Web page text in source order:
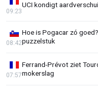
UCI kondigt
09:23
Hoe is Pogacar zó
puzzelstuk
08:42
Ferrand-Prévot ziet
mokerslag
07:57